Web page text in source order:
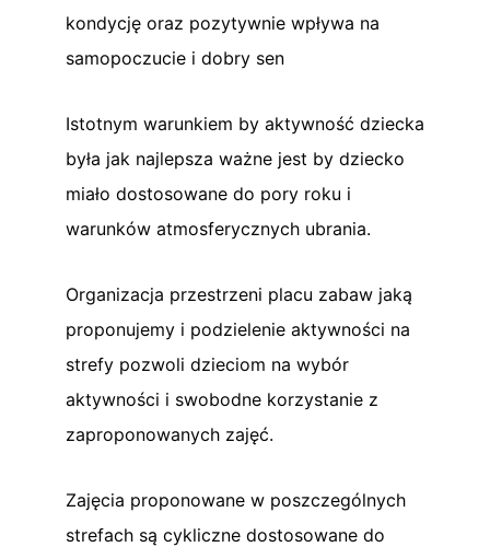
kondycję oraz pozytywnie wpływa na
samopoczucie i dobry sen
Istotnym warunkiem by aktywność dziecka
była jak najlepsza ważne jest by dziecko
miało dostosowane do pory roku i
warunków atmosferycznych ubrania.
Organizacja przestrzeni placu zabaw jaką
proponujemy i podzielenie aktywności na
strefy pozwoli dzieciom na wybór
aktywności i swobodne korzystanie z
zaproponowanych zajęć.
Zajęcia proponowane w poszczególnych
strefach są cykliczne dostosowane do